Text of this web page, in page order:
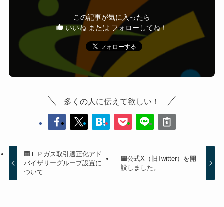
この記事が気に入ったら
いいね または フォローしてね！
多くの人に伝えて欲しい！
🟧ＬＰガス取引適正化アド
バイザリーグループ設置に
ついて
🟧公式X（旧Twitter）を開
設しました。